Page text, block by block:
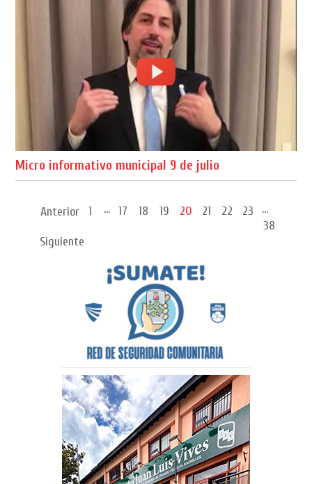
Micro informativo municipal 9 de julio
Anterior 1 ... 17 18 19 20 21 22 23
...
38
Siguiente